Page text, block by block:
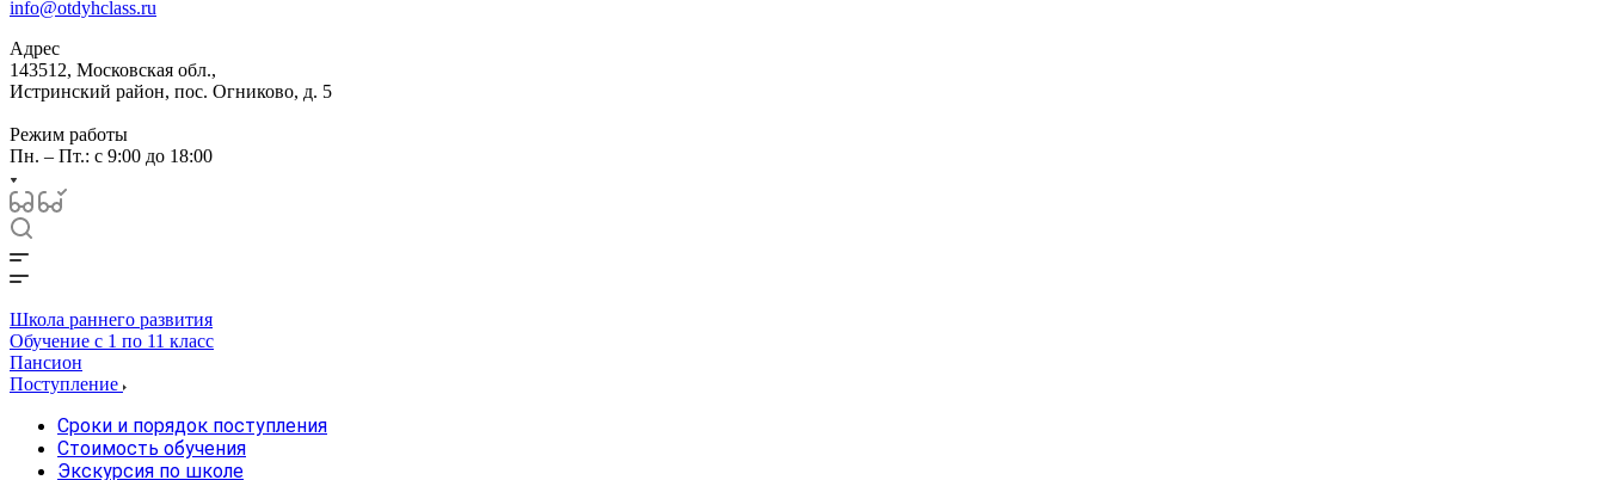
info@otdyhclass.ru
Адрес
143512, Московская обл.,
Истринский район, пос. Огниково, д. 5
Режим работы
Пн. – Пт.: с 9:00 до 18:00
Школа раннего развития
Обучение с 1 по 11 класс
Пансион
Поступление
Сроки и порядок поступления
Стоимость обучения
Экскурсия по школе